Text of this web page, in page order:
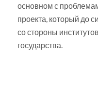
основном с
проекта, который до
со стороны
государства.